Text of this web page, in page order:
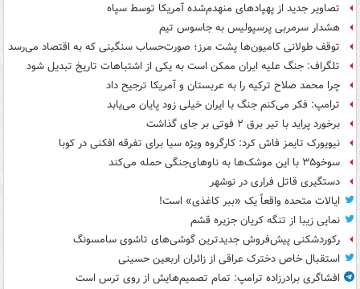
تصاویر جدید از پهپادهای منهدم‌شده آمریکا توسط سپاه
هشدار سرمربی پرسپولیس به جاسوس تیم
توقف طولانی کامیون‌ها پشت مرز؛ صورت‌حساب سنگینی که به اقتصاد می‌رسد
تلگراف: جنگ علیه ایران ممکن است به یکی از اشتباهات تاریخ تبدیل شود
چرا محمد صلاح ترکیه را به عربستان و آمریکا ترجیح داد
ترامپ: فکر می‌کنم جنگ با ایران خیلی زود پایان می‌یابد
برخورد پراید با تیر برق ۲ فوتی بر جای گذاشت
نیویورک تایمز فاش کرد: کارگروه ویژه سیا برای تفرقه افکنی در کوبا
سوخو۳۵ با این موشک‌ها به ناوهای‌جنگی حمله می‌کند
دستگیری قاتل فراری در نوشهر
ایالات متحده واقعاً یک «ببر کاغذی» است!
نمایی زیبا از تنگه کریان جزیره قشم
رکوردشکنی پیش‌فروش جدیدترین گوشی‌های تاشوی سامسونگ
استقبال خاص دخترک عراقی از زائران اربعین حسینی
افشاگری برادرزاده ترامپ: تمام تصمیم‌هایش از روی ترس است